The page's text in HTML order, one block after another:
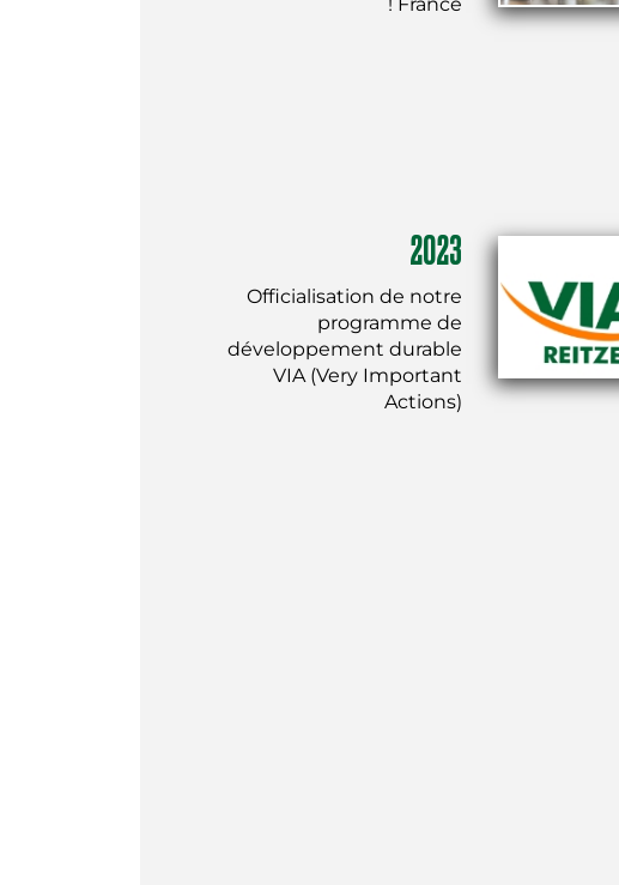
2023
Officialisation de notre
programme de
développement durable
VIA (Very Important
Actions)